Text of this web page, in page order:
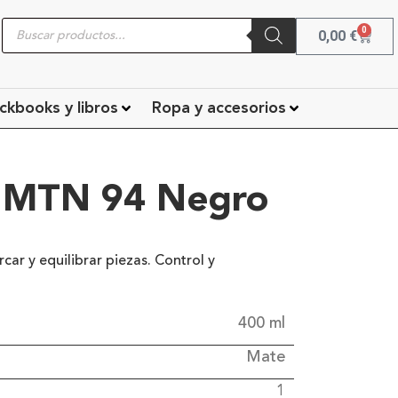
0,00 € 0
y libros Ropa y accesorios
MTN 94 Negro
y equilibrar piezas. Control y
400 ml
Mate
1